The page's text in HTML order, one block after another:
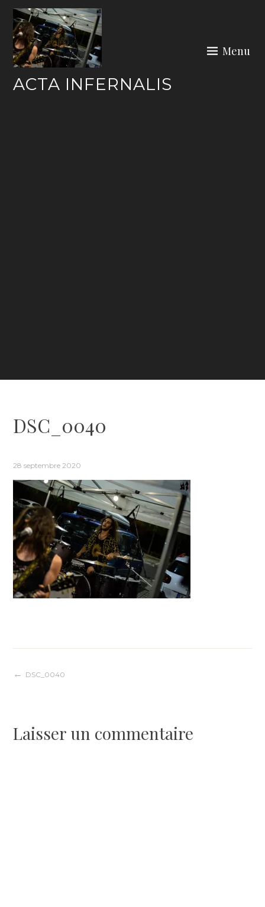
Skip
content
ACTA INFERNALIS
Menu
DSC_0040
28 septembre 2020
Navigation
l’article
DSC_0040
Laisser un commentaire